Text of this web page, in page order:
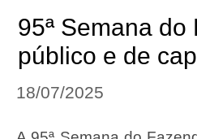
95ª Semana
público e de
18/07/2025